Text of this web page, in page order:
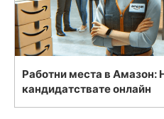
Работни места в Амазон:
кандидатствате онлайн